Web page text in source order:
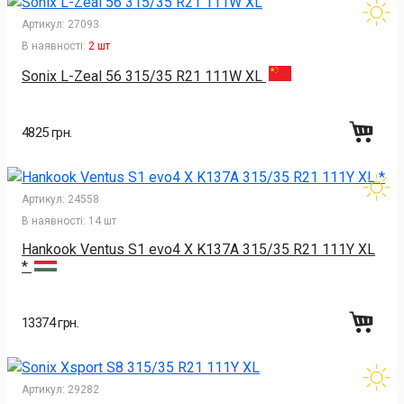
Артикул: 27093
В наявності: 2 шт
Sonix L-Zeal 56 315/35 R21 111W XL
4825 грн.
Артикул: 24558
В наявності: 14 шт
Hankook Ventus S1 evo4 X K137A 315/35 R21 111Y XL
*
13374 грн.
Артикул: 29282